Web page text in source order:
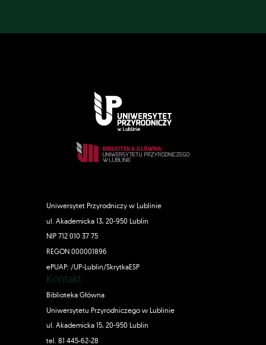
Uniwersytet Przyrodniczy w Lublinie
ul. Akademicka 13, 20-950 Lublin
NIP 712 010 37 75
REGON 000001896
ePUAP: /UP-Lublin/SkrytkaESP
Kontakt
Biblioteka Główna
Uniwersytetu Przyrodniczego w Lublinie
ul. Akademicka 15, 20-950 Lublin
tel. 81 445-62-28